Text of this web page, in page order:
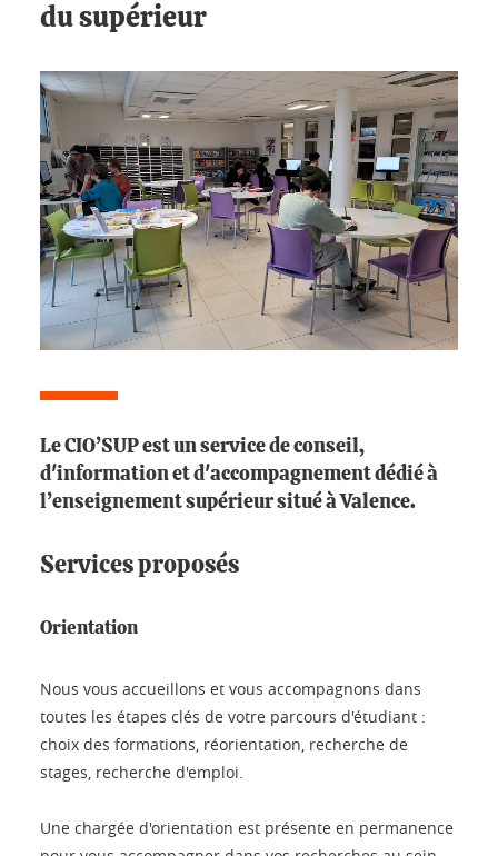
du supérieur
Le CIO’SUP est un service de conseil,
d'information et d'accompagnement dédié à
l’enseignement supérieur situé à Valence.
Services proposés
Orientation
Nous vous accueillons et vous accompagnons dans
toutes les étapes clés de votre parcours d'étudiant :
choix des formations, réorientation, recherche de
stages, recherche d'emploi.
Une chargée d'orientation est présente en permanence